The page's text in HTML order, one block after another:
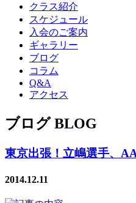
クラス紹介
スケジュール
入会のご案内
ギャラリー
ブログ
コラム
Q&A
アクセス
ブログ BLOG
東京出張！立嶋選手、
2014.12.11